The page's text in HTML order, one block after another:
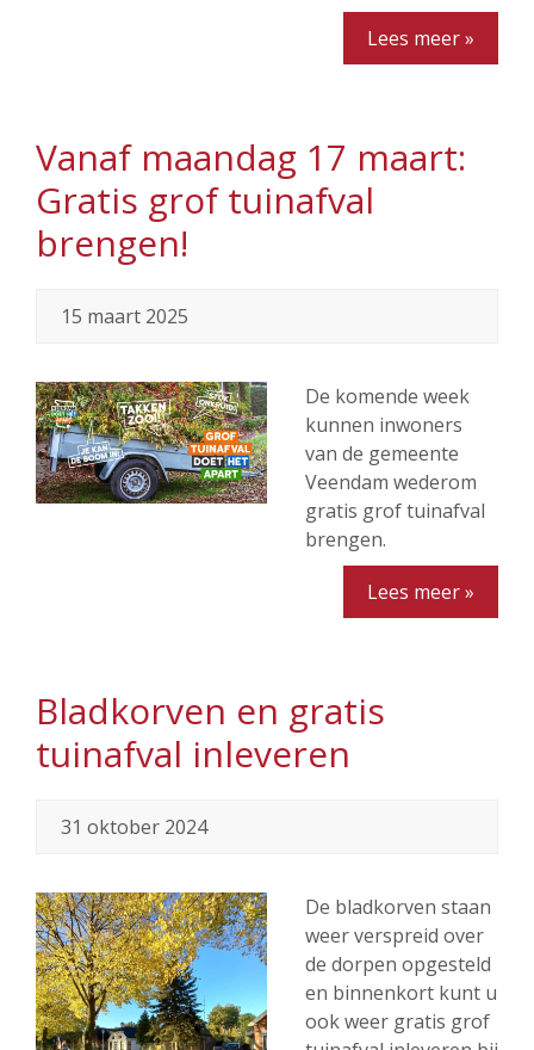
Lees meer »
Vanaf maandag 17 maart:
Gratis grof tuinafval
brengen!
15 maart 2025
De komende week
kunnen inwoners
van de gemeente
Veendam wederom
gratis grof tuinafval
brengen.
Lees meer »
Bladkorven en gratis
tuinafval inleveren
31 oktober 2024
De bladkorven staan
weer verspreid over
de dorpen opgesteld
en binnenkort kunt u
ook weer gratis grof